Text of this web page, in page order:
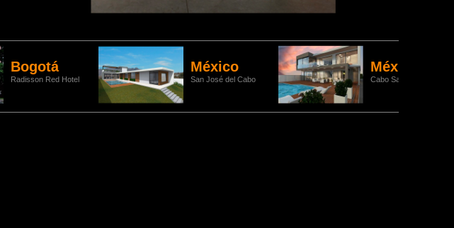
Bogotá
Radisson Red Hotel
México
San José del Cabo
México
Cabo San Lucas